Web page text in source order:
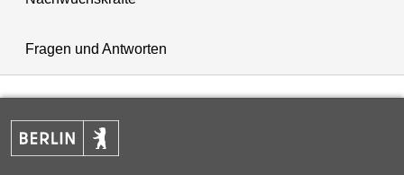
Fragen und Antworten